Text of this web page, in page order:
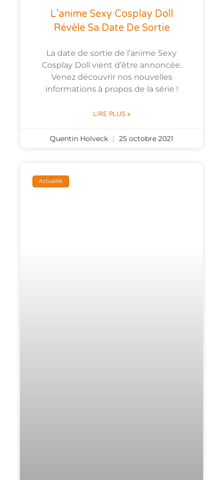
L’anime Sexy Cosplay Doll
Révèle Sa Date De Sortie
La date de sortie de l’anime Sexy
Cosplay Doll vient d’être annoncée.
Venez découvrir nos nouvelles
informations à propos de la série !
LIRE PLUS »
Quentin Holveck 25 octobre 2021
Actualité